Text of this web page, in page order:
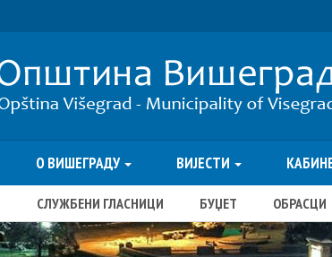
О ВИШЕГРАДУ ВИЈЕСТИ
СЛУЖБЕНИ ГЛАСНИЦИ БУЏЕТ ОБРАСЦИ